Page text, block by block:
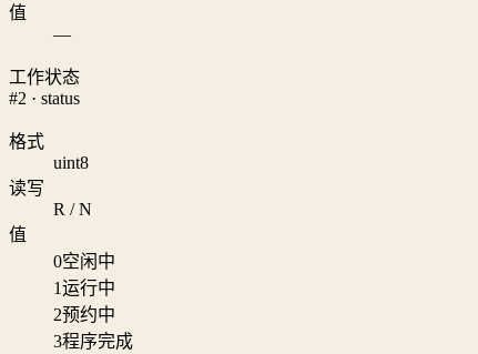
值
—
工作状态
#2 · status
格式
uint8
读写
R / N
值
0空闲中
1运行中
2预约中
3程序完成